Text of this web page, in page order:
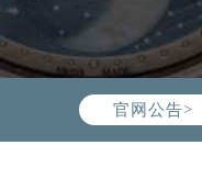
官网公告>